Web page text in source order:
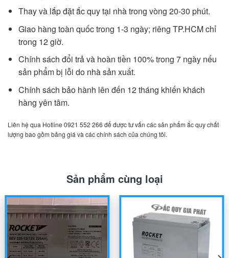
Thay và lắp đặt ắc quy tại nhà trong vòng 20-30 phút.
Giao hàng toàn quốc trong 1-3 ngày; riêng TP.HCM chỉ
trong 12 giờ.
Chính sách đổi trả và hoàn tiền 100% trong 7 ngày nếu
sản phẩm bị lỗi do nhà sản xuất.
Chính sách bảo hành lên đến 12 tháng khiến khách
hàng yên tâm.
Liên hệ qua Hotline 0921 552 266 để được tư vấn các sản phẩm ắc quy chất
lượng bao gồm bảng giá và các chính sách của chúng tôi.
Sản phẩm cùng loại